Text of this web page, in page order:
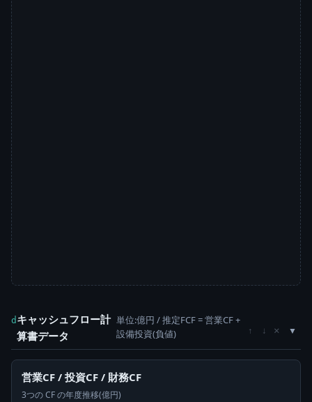
d キャッシュフロー計
算書データ
単位:億円 / 推定FCF = 営業CF +
設備投資(負値)
↑ ↓ ×
営業CF / 投資CF / 財務CF
3つの CF の年度推移(億円)